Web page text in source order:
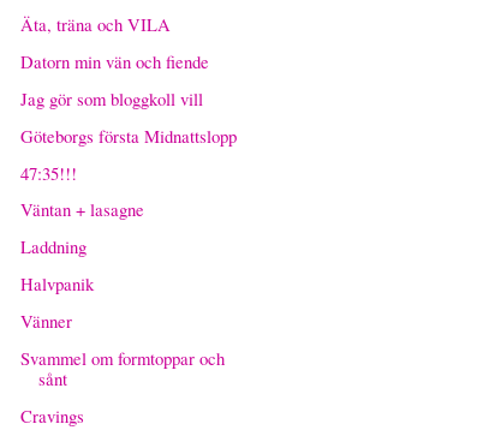
Äta, träna och VILA
Datorn min vän och fiende
Jag gör som bloggkoll vill
Göteborgs första Midnattslopp
47:35!!!
Väntan + lasagne
Laddning
Halvpanik
Vänner
Svammel om formtoppar och
sånt
Cravings